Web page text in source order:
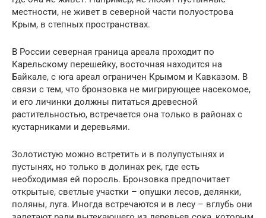
местности, не живет в северной части полуострова
Крым, в степных пространствах.
В России северная граница ареала проходит по
Карельскому перешейку, восточная находится на
Байкале, с юга ареал ограничен Крымом и Кавказом. В
связи с тем, что бронзовка не мигрирующее насекомое,
и его личинки должны питаться древесной
растительностью, встречается она только в районах с
кустарниками и деревьями.
Золотистую можно встретить и в полупустынях и
пустынях, но только в долинах рек, где есть
необходимая ей поросль. Бронзовка предпочитает
открытые, светлые участки – опушки лесов, делянки,
поляны, луга. Иногда встречаются и в лесу – вглубь они